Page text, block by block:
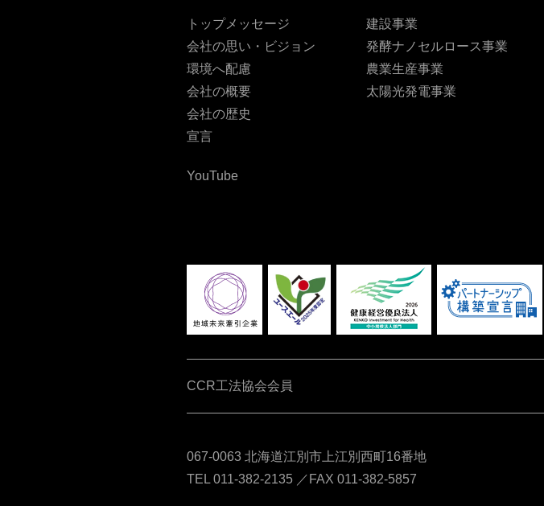
トップメッセージ
会社の思い・ビジョン
環境へ配慮
会社の概要
会社の歴史
宣言
建設事業
発酵ナノセルロース事業
農業生産事業
太陽光発電事業
YouTube
CCR工法協会会員
067-0063 北海道江別市上江別西町16番地
TEL 011-382-2135 ／FAX 011-382-5857